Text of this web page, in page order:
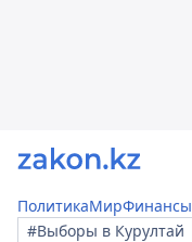
ПолитикаМирФинансы
#Выборы в Курултай